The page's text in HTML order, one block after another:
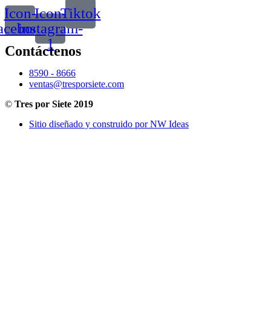
Icon-Icon-
instagram-
1
Tiktok
Contáctenos
8590 - 8666
ventas@tresporsiete.com
© Tres por Siete 2019
Sitio diseñado y construido por NW Ideas